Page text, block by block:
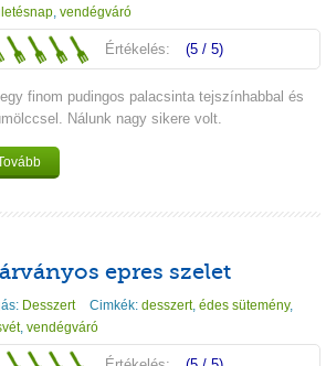
, vendégváró
Értékelés: (5 / 5)
finom pudingos palacsinta tejszínhabbal és
Nálunk nagy sikere volt.
epres szelet
Desszert Cimkék: desszert, édes sütemény,
, vendégváró